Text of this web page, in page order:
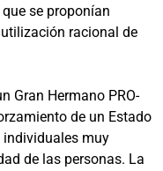
se proponían
racional de
Gran Hermano PRO-
de un Estado
individuales muy
de las personas. La